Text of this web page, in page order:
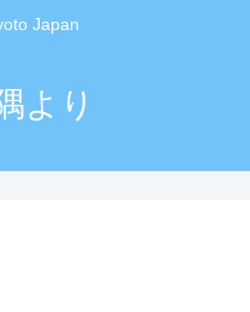
Japan
より